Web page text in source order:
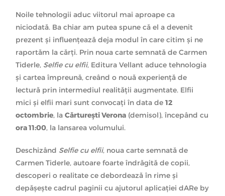
Noile tehnologii aduc viitorul mai aproape ca
niciodată. Ba chiar am putea spune că el a devenit
prezent și influențează deja modul în care citim și ne
raportăm la cărți. Prin noua carte semnată de Carmen
Tiderle, Selfie cu elfii, Editura Vellant aduce tehnologia
și cartea împreună, creând o nouă experiență de
lectură prin intermediul realității augmentate. Elfii
mici și elfii mari sunt convocați în data de 12
octombrie, la Cărturești Verona (demisol), începând cu
ora 11:00, la lansarea volumului.
Deschizând Selfie cu elfii, noua carte semnată de
Carmen Tiderle, autoare foarte îndrăgită de copii,
descoperi o realitate ce debordează în rime și
depășește cadrul paginii cu ajutorul aplicației dARe by